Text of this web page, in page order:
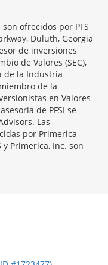
ofrecidos por PFS
Duluth, Georgia
de inversiones
de Valores (SEC),
de la Industria
de la
en Valores
de PFSI se
Las
por Primerica
y Primerica, Inc. son